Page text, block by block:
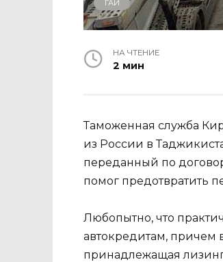
ГАИ
НА ЧТЕНИЕ
2 мин
Таможенная служба
из России в
переданный по
помог предотвратить
Любопытно, что
автокредитам, причем
принадлежащая